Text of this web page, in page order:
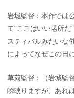
岩城監督：本作では
て“ここはいい場所
スティバルみたいな
によってなぜこの日
草苅監督：（岩城監
瞬映りますが、あれ